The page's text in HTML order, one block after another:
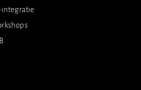
integratie